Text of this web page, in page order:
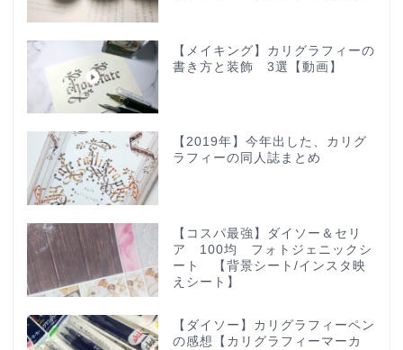
【メイキング】カリグラフィーの
書き方と装飾 3選【動画】
【2019年】今年出した、カリグ
ラフィーの同人誌まとめ
【コスパ最強】ダイソー＆セリ
ア 100均 フォトジェニックシ
ート 【背景シート/インスタ映
えシート】
【ダイソー】カリグラフィーペン
の感想【カリグラフィーマーカ